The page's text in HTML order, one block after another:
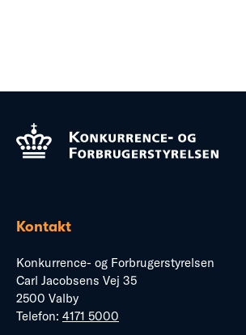
Kontakt
Konkurrence- og Forbrugerstyrelsen
Carl Jacobsens Vej 35
2500 Valby
Telefon: 4171 5000